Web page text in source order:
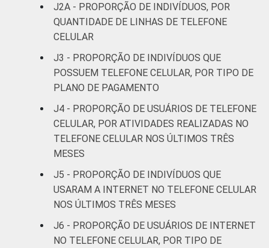
Renda
familiar
Até 1 SM 31 49 18
SM até 2 SM
17 58 22
Mais de 2
SM até 3 SM
Mais de 3
5 63 28
Mais de 5
SM até 10
SM
5 61 31 3
Mais de 10
5 61 29
J2A - PROPORÇÃO DE INDIVÍDUOS, POR
QUANTIDADE DE LINHAS DE TELEFONE
CELULAR
J3 - PROPORÇÃO DE INDIVÍDUOS QUE
POSSUEM TELEFONE CELULAR, POR TIPO DE
PLANO DE PAGAMENTO
J4 - PROPORÇÃO DE USUÁRIOS DE TELEFONE
CELULAR, POR ATIVIDADES REALIZADAS NO
TELEFONE CELULAR NOS ÚLTIMOS TRÊS
MESES
J5 - PROPORÇÃO DE INDIVÍDUOS QUE
USARAM A INTERNET NO TELEFONE CELULAR
NOS ÚLTIMOS TRÊS MESES
J6 - PROPORÇÃO DE USUÁRIOS DE INTERNET
NO TELEFONE CELULAR, POR TIPO DE